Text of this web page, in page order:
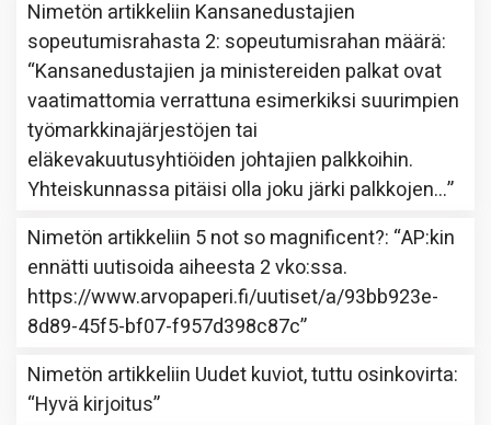
Nimetön artikkeliin Kansanedustajien
sopeutumisrahasta 2: sopeutumisrahan määrä:
“Kansanedustajien ja ministereiden palkat ovat
vaatimattomia verrattuna esimerkiksi suurimpien
työmarkkinajärjestöjen tai
eläkevakuutusyhtiöiden johtajien palkkoihin.
Yhteiskunnassa pitäisi olla joku järki palkkojen…”
Nimetön artikkeliin 5 not so magnificent?: “AP:kin
ennätti uutisoida aiheesta 2 vko:ssa.
https://www.arvopaperi.fi/uutiset/a/93bb923e-
8d89-45f5-bf07-f957d398c87c”
Nimetön artikkeliin Uudet kuviot, tuttu osinkovirta:
“Hyvä kirjoitus”